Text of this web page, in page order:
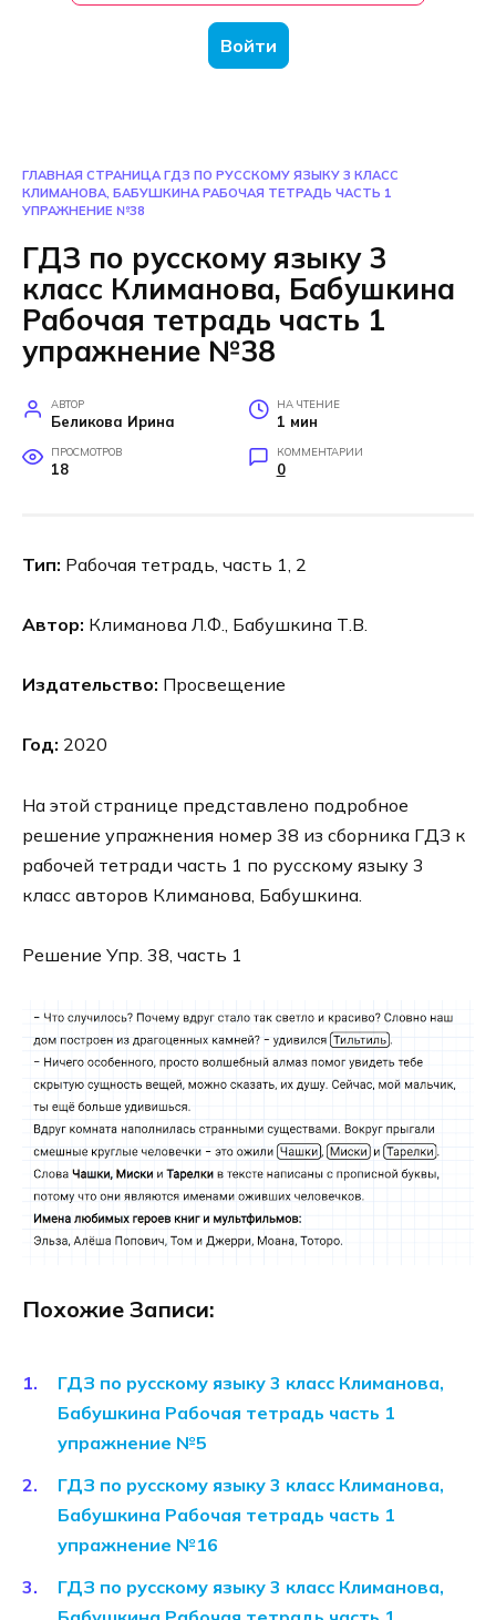
Войти
ГЛАВНАЯ СТРАНИЦА ГДЗ ПО РУССКОМУ ЯЗЫКУ 3 КЛАСС
КЛИМАНОВА, БАБУШКИНА РАБОЧАЯ ТЕТРАДЬ ЧАСТЬ 1
УПРАЖНЕНИЕ №38
ГДЗ по русскому языку 3
класс Климанова, Бабушкина
Рабочая тетрадь часть 1
упражнение №38
АВТОР
Беликова Ирина
НА ЧТЕНИЕ
1 мин
ПРОСМОТРОВ
18
КОММЕНТАРИИ
0
Тип: Рабочая тетрадь, часть 1, 2
Автор: Климанова Л.Ф., Бабушкина Т.В.
Издательство: Просвещение
Год: 2020
На этой странице представлено подробное
решение упражнения номер 38 из сборника ГДЗ к
рабочей тетради часть 1 по русскому языку 3
класс авторов Климанова, Бабушкина.
Решение Упр. 38, часть 1
Похожие Записи:
ГДЗ по русскому языку 3 класс Климанова,
Бабушкина Рабочая тетрадь часть 1
упражнение №5
ГДЗ по русскому языку 3 класс Климанова,
Бабушкина Рабочая тетрадь часть 1
упражнение №16
ГДЗ по русскому языку 3 класс Климанова,